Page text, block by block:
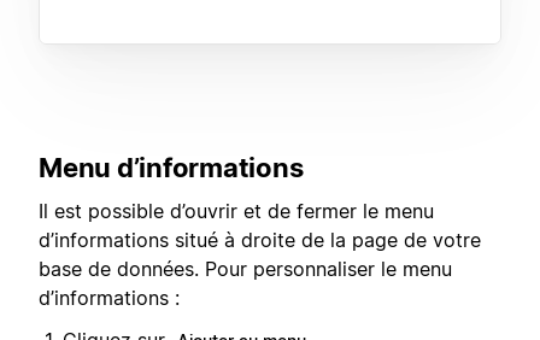
Menu d’informations
Il est possible d’ouvrir et de fermer le menu
d’informations situé à droite de la page de votre
base de données. Pour personnaliser le menu
d’informations :